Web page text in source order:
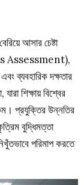
আসার চেষ্টা
Assessment),
ব্যবহারিক দক্ষতার
শিক্ষায় বিশ্বের
কম। প্রযুক্তির উন্নতির
বুদ্ধিমত্তা
পরিমাপ করতে